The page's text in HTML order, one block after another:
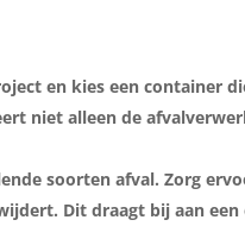
en kies een container
niet alleen de
soorten afval. Zorg
Dit draagt bij aan